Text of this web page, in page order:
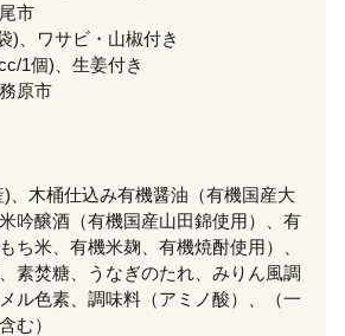
市
)、ワサビ・山椒付き
1個)、生姜付き
原市
、木桶仕込み有機醤油（有機国産大
吟醸酒（有機国産山田錦使用）、有
ち米、有機米麹、有機焼酎使用）、
素焚糖、うなぎのたれ、みりん風調
ル色素、調味料（アミノ酸）、（一
む）